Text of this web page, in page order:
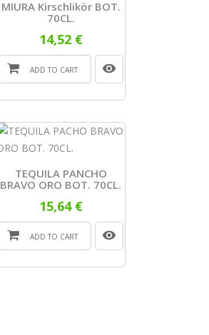
MIURA Kirschlikör BOT.
70CL.
14,52 €
ADD TO CART
TEQUILA PANCHO
BRAVO ORO BOT. 70CL.
15,64 €
ADD TO CART